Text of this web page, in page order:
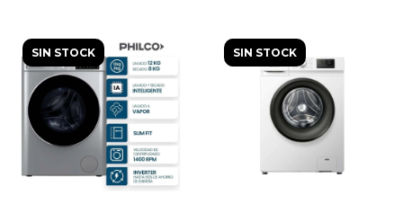
SIN STOCK SIN STOCK